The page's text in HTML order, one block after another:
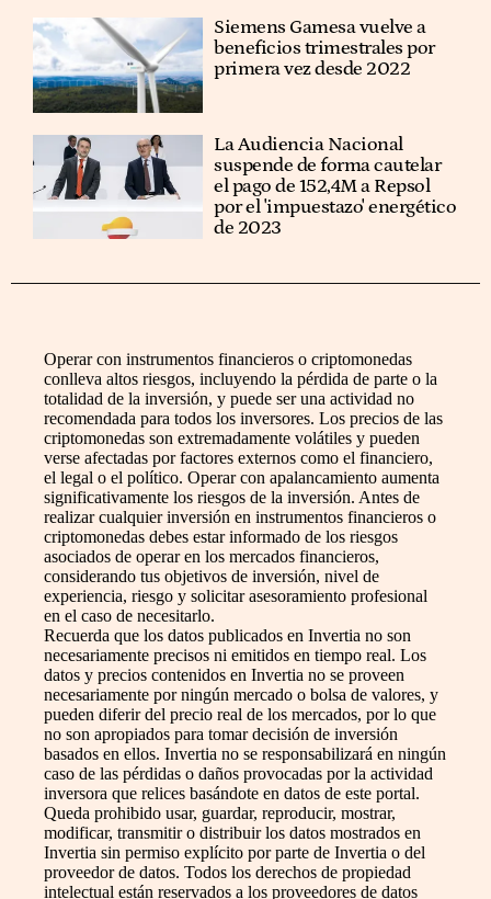
Siemens Gamesa vuelve a
beneficios trimestrales por
primera vez desde 2022
La Audiencia Nacional
suspende de forma cautelar
el pago de 152,4M a Repsol
por el 'impuestazo' energético
de 2023
Operar con instrumentos financieros o criptomonedas
conlleva altos riesgos, incluyendo la pérdida de parte o la
totalidad de la inversión, y puede ser una actividad no
recomendada para todos los inversores. Los precios de las
criptomonedas son extremadamente volátiles y pueden
verse afectadas por factores externos como el financiero,
el legal o el político. Operar con apalancamiento aumenta
significativamente los riesgos de la inversión. Antes de
realizar cualquier inversión en instrumentos financieros o
criptomonedas debes estar informado de los riesgos
asociados de operar en los mercados financieros,
considerando tus objetivos de inversión, nivel de
experiencia, riesgo y solicitar asesoramiento profesional
en el caso de necesitarlo.
Recuerda que los datos publicados en Invertia no son
necesariamente precisos ni emitidos en tiempo real. Los
datos y precios contenidos en Invertia no se proveen
necesariamente por ningún mercado o bolsa de valores, y
pueden diferir del precio real de los mercados, por lo que
no son apropiados para tomar decisión de inversión
basados en ellos. Invertia no se responsabilizará en ningún
caso de las pérdidas o daños provocadas por la actividad
inversora que relices basándote en datos de este portal.
Queda prohibido usar, guardar, reproducir, mostrar,
modificar, transmitir o distribuir los datos mostrados en
Invertia sin permiso explícito por parte de Invertia o del
proveedor de datos. Todos los derechos de propiedad
intelectual están reservados a los proveedores de datos